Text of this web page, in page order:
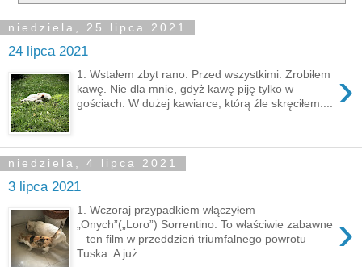
niedziela, 25 lipca 2021
24 lipca 2021
›
1. Wstałem zbyt rano. Przed wszystkimi. Zrobiłem
kawę. Nie dla mnie, gdyż kawę piję tylko w
gościach. W dużej kawiarce, którą źle skręciłem....
niedziela, 4 lipca 2021
3 lipca 2021
›
1. Wczoraj przypadkiem włączyłem
„Onych”(„Loro”) Sorrentino. To właściwie zabawne
– ten film w przeddzień triumfalnego powrotu
Tuska. A już ...